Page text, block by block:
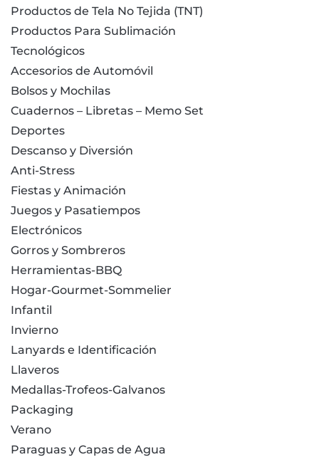
Productos de Tela No Tejida (TNT)
Productos Para Sublimación
Tecnológicos
Accesorios de Automóvil
Bolsos y Mochilas
Cuadernos – Libretas – Memo Set
Deportes
Descanso y Diversión
Anti-Stress
Fiestas y Animación
Juegos y Pasatiempos
Electrónicos
Gorros y Sombreros
Herramientas-BBQ
Hogar-Gourmet-Sommelier
Infantil
Invierno
Lanyards e Identificación
Llaveros
Medallas-Trofeos-Galvanos
Packaging
Verano
Paraguas y Capas de Agua